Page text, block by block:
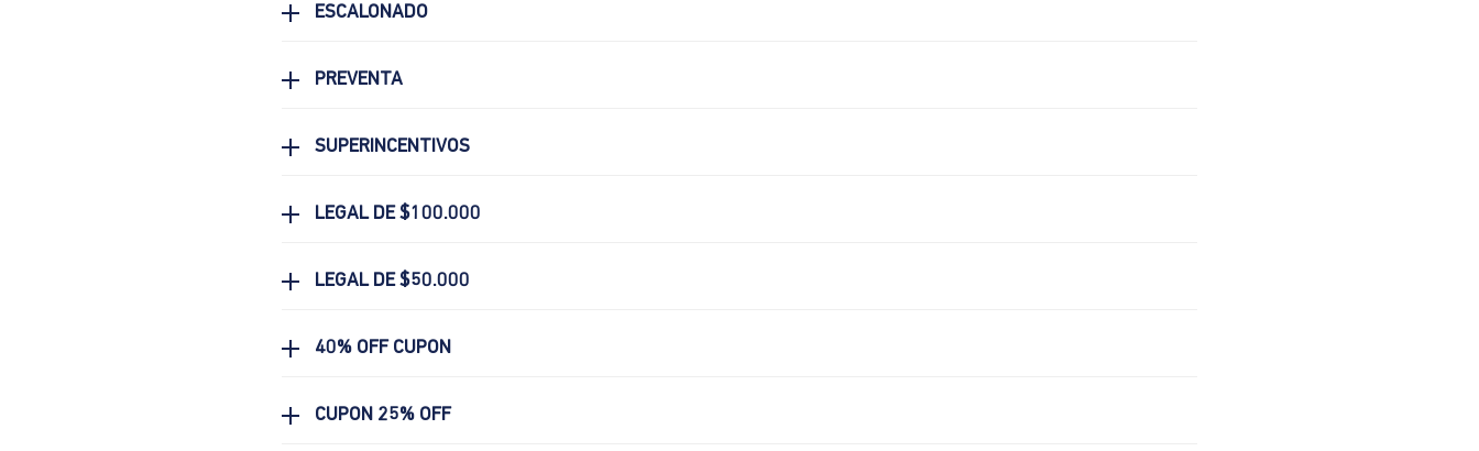
ESCALONADO
PREVENTA
SUPERINCENTIVOS
LEGAL DE $100.000
LEGAL DE $50.000
40% OFF CUPON
CUPON 25% OFF